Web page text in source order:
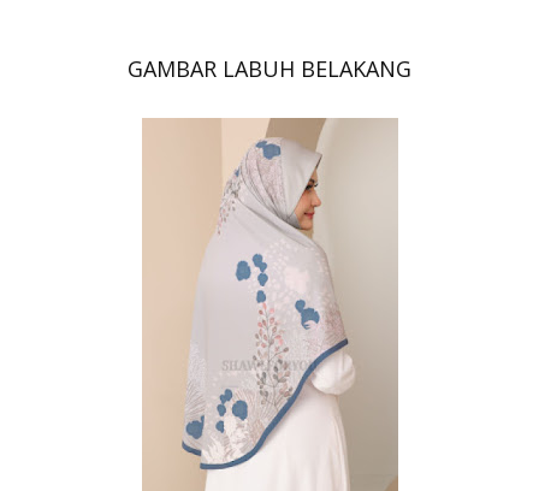
GAMBAR LABUH BELAKANG